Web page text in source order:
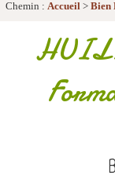
Chemin : Accueil> Bien